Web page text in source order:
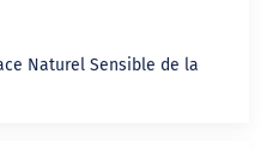
Naturel Sensible de la